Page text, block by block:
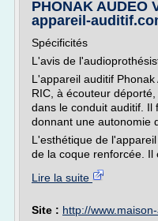
PHONAK AUDEO
appareil-
Spécificités
L'avis de
L'appareil auditif
RIC, à écouteur
dans le conduit auditif. Il
donnant une autonomie
L'esthétique de
de la coque renforcée. Il
Lire la suite
Site : http://